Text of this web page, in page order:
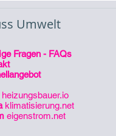
Umwelt
Fragen - FAQs
heizungsbauer.io
klimatisierung.net
eigenstrom.net